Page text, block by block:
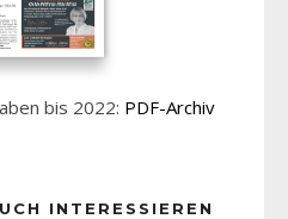
bis 2022: PDF-Archiv
INTERESSIEREN